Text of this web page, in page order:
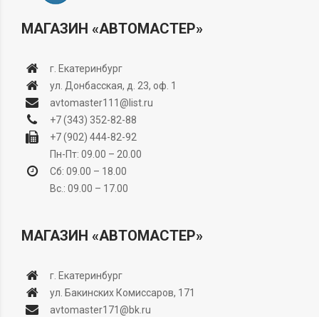
МАГАЗИН «АВТОМАСТЕР»
г. Екатеринбург
ул. Донбасская, д. 23, оф. 1
avtomaster111@list.ru
+7 (343) 352-82-88
+7 (902) 444-82-92
Пн-Пт: 09.00 – 20.00
Сб: 09.00 – 18.00
Вс.: 09.00 – 17.00
МАГАЗИН «АВТОМАСТЕР»
г. Екатеринбург
ул. Бакинских Комиссаров, 171
avtomaster171@bk.ru